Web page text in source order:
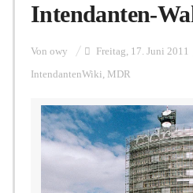
Intendanten-
Von owy Freitag, 17. Juni 2011
IntendantenWiki, MDR